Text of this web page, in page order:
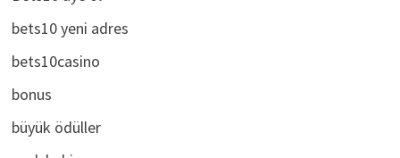
Bets10 üye ol
bets10 yeni adres
bets10casino
bonus
büyük ödüller